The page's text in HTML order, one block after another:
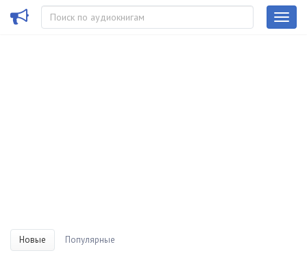
Новые Популярные